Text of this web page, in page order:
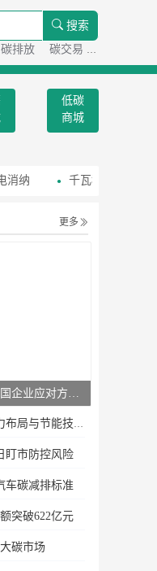
搜索
碳排放 碳交易
低碳
商城
纳 千瓦科技：带薪打球
更多
非洲13国集体"锁矿逼宫"，中国企业应对方案曝光
与节能技术突破
盯市防控风险
车碳减排标准
突破622亿元
碳市场